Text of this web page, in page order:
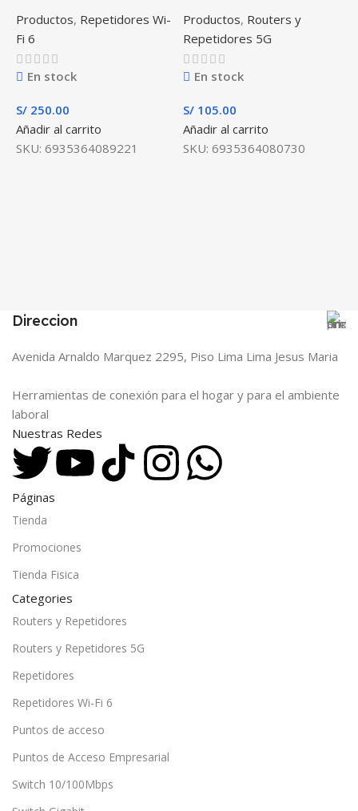
Productos, Repetidores Wi-
Fi 6
En stock
S/ 250.00
Añadir al carrito
SKU: 6935364089221
Productos, Routers y
Repetidores 5G
En stock
S/ 105.00
Añadir al carrito
SKU: 6935364080730
Direccion
Avenida Arnaldo Marquez 2295, Piso Lima Lima Jesus Maria
Herramientas de conexión para el hogar y para el ambiente
laboral
Nuestras Redes
Páginas
Tienda
Promociones
Tienda Fisica
Categories
Routers y Repetidores
Routers y Repetidores 5G
Repetidores
Repetidores Wi-Fi 6
Puntos de acceso
Puntos de Acceso Empresarial
Switch 10/100Mbps